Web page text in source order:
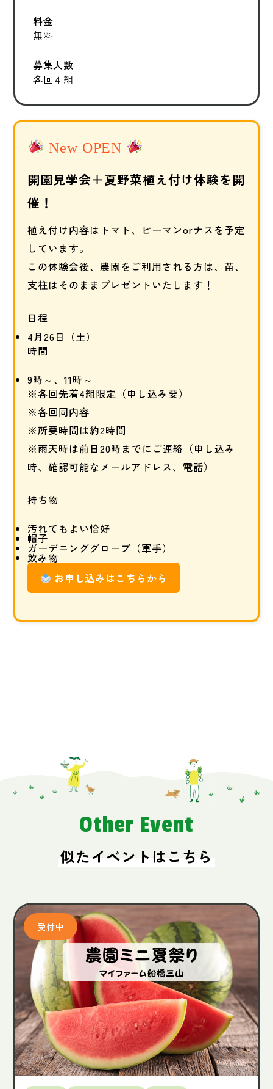
料金
無料
募集人数
各回４組
New OPEN
開園見学会＋夏野菜植え付け体験を開
催！
植え付け内容はトマト、ピーマンorナスを予定
しています。
この体験会後、農園をご利用される方は、苗、
支柱はそのままプレゼントいたします！
日程
4月26日（土）
時間
9時～、11時～
※各回先着4組限定（申し込み要）
※各回同内容
※所要時間は約2時間
※雨天時は前日20時までにご連絡（申し込み
時、確認可能なメールアドレス、電話）
持ち物
汚れてもよい恰好
帽子
ガーデニンググローブ（軍手）
飲み物
お申し込みはこちらから
Other Event
似たイベントはこちら